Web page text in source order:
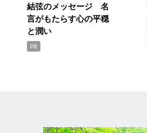
結弦のメッセージ 名
言がもたらす心の平穏
と潤い
PR